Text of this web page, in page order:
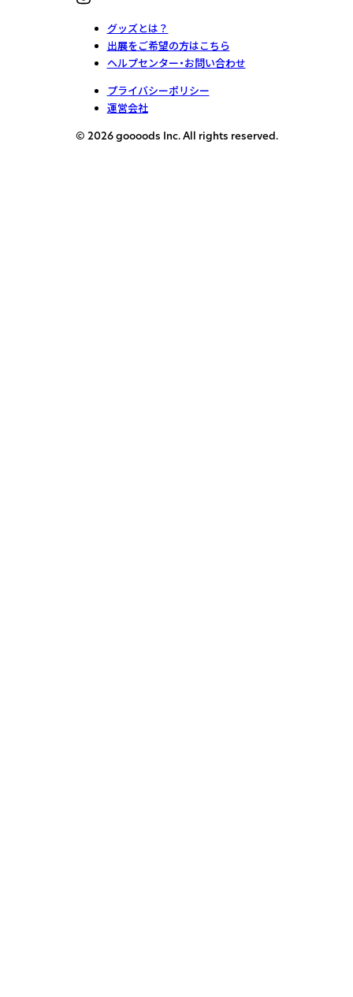
グッズとは？
出展をご希望の方はこちら
ヘルプセンター・お問い合わせ
プライバシーポリシー
運営会社
© 2026 goooods Inc. All rights reserved.